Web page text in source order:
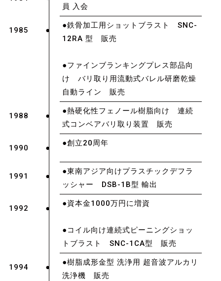
員 入会
1985
●鉄骨加工用ショットブラスト SNC-
12RA 型 販売
●ファインブランキングプレス部品向
け バリ取り用流動式バレル研磨乾燥
自動ライン 販売
1988
●熱硬化性フェノール樹脂向け 連続
式コンベアバリ取り装置 販売
1990
●創立20周年
1991
●東南アジア向けプラスチックデフラ
ッシャー DSB-1B型 輸出
1992
●資本金1000万円に増資
●コイル向け連続式ピーニングショッ
トブラスト SNC-1CA型 販売
1994
●樹脂成形金型 洗浄用 超音波アルカリ
洗浄機 販売